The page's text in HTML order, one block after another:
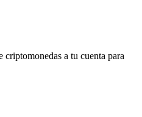
a tu cuenta para